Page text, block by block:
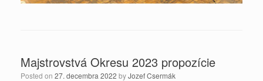
Majstrovstvá Okresu 2023 propozície
Posted on 27. decembra 2022 byJozef Csermák